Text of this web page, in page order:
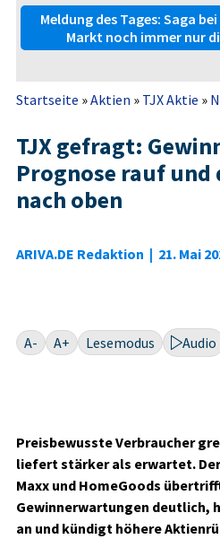
Meldung des Tages: Saga
Markt noch immer nur
Startseite »Aktien » TJX Aktie »
TJX gefragt:
Prognose rauf und
nach oben
ARIVA.DE Redaktion | 21. Mai
A- A+ Lesemodus Audio
Preisbewusste Verbraucher
liefert stärker als erwartet.
Maxx und HomeGoods
Gewinnerwartungen deutlich,
an und kündigt höhere